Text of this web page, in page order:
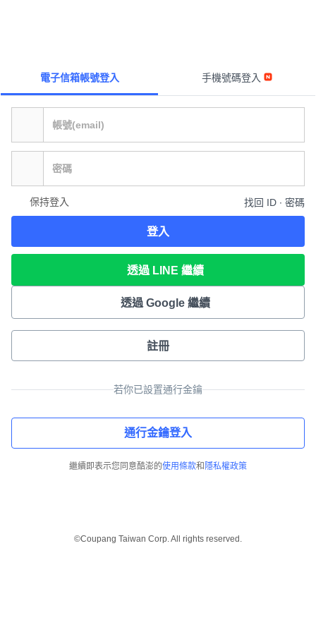
電子信箱帳號登入 手機號碼登入
保持登入 找回 ID ∙ 密碼
登入
透過 LINE 繼續
透過 Google 繼續
註冊
若你已設置通行金鑰
通行金鑰登入
繼續即表示您同意酷澎的使用條款和 隱私權政策
©Coupang Taiwan Corp. All rights reserved.